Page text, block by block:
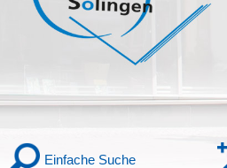
Einfache Suche